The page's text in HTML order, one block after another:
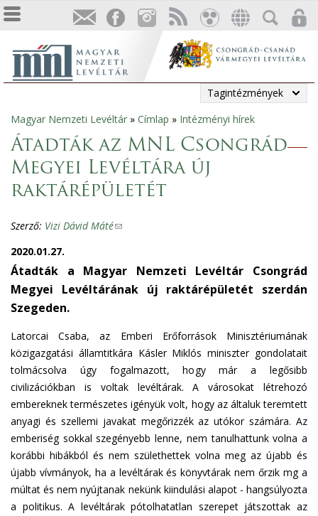
Tagintézmények
Jelenlegi
hely
Magyar Nemzeti Levéltár » Címlap » Intézményi hírek
Átadták az MNL Csongrád
Megyei Levéltára új
raktárépületét
Szerző: Vizi Dávid Máté(
n
k
a
2020.01.27.
Átadták a Magyar Nemzeti Levéltár Csongrád
Megyei Levéltárának új raktárépületét szerdán
Szegeden.
Latorcai Csaba, az Emberi Erőforrások Minisztériumának
közigazgatási államtitkára Kásler Miklós miniszter gondolatait
tolmácsolva úgy fogalmazott, hogy már a legősibb
civilizációkban is voltak levéltárak. A városokat létrehozó
embereknek természetes igényük volt, hogy az általuk teremtett
anyagi és szellemi javakat megőrizzék az utókor számára. Az
emberiség sokkal szegényebb lenne, nem tanulhattunk volna a
korábbi hibákból és nem születhettek volna meg az újabb és
újabb vívmányok, ha a levéltárak és könyvtárak nem őrzik mg a
múltat és nem nyújtanak nekünk kiindulási alapot - hangsúlyozta
a politikus. A levéltárak pótolhatatlan szerepet játszottak az